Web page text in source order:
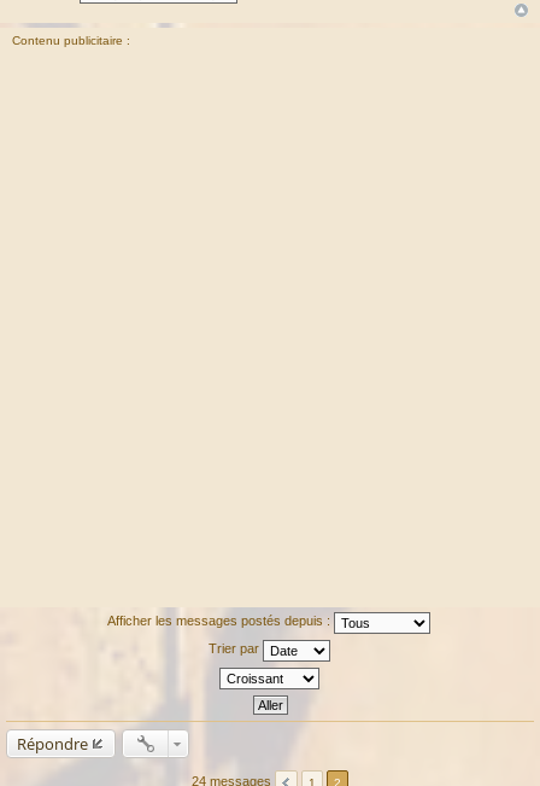
Contenu publicitaire :
Afficher les messages postés depuis :
Trier par
Répondre
24 messages 1 2